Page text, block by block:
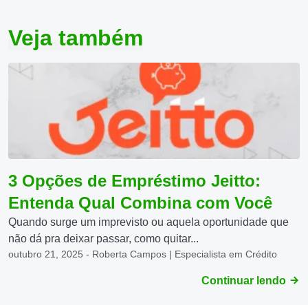
Veja também
3 Opções de Empréstimo Jeitto:
Entenda Qual Combina com Você
Quando surge um imprevisto ou aquela oportunidade que
não dá pra deixar passar, como quitar...
outubro 21, 2025 - Roberta Campos | Especialista em Crédito
Continuar lendo